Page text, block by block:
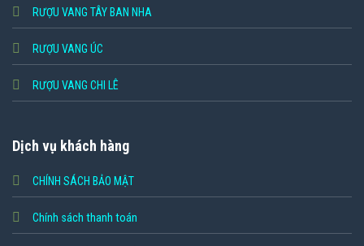
RƯỢU VANG TÂY BAN NHA
RƯỢU VANG ÚC
RƯỢU VANG CHI LÊ
Dịch vụ khách hàng
CHÍNH SÁCH BẢO MẬT
Chính sách thanh toán